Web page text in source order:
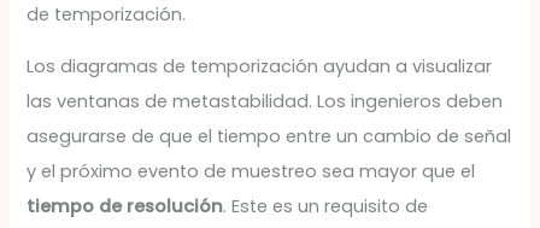
de temporización.
Los diagramas de temporización ayudan a visualizar
las ventanas de metastabilidad. Los ingenieros deben
asegurarse de que el tiempo entre un cambio de señal
y el próximo evento de muestreo sea mayor que el
tiempo de resolución. Este es un requisito de